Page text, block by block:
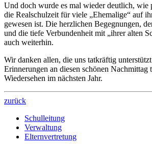
Und doch wurde es mal wieder deutlich, wie
die Realschulzeit für viele „Ehemalige“ auf
gewesen ist. Die herzlichen Begegnungen,
und die tiefe Verbundenheit mit „ihrer alten
auch weiterhin.
Wir danken allen, die uns tatkräftig
Erinnerungen an diesen schönen Nachmittag
Wiedersehen im nächsten Jahr.
zurück
Schulleitung
Verwaltung
Elternvertretung